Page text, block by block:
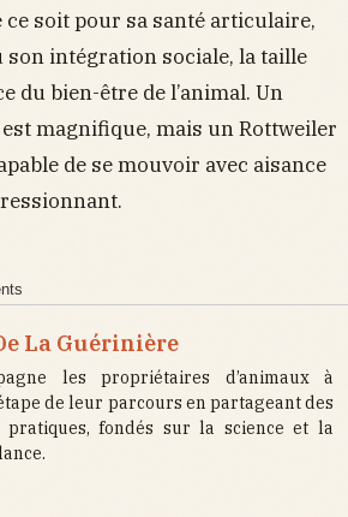
ce soit pour sa santé articulaire,
intégration sociale, la taille
du bien-être de l’animal. Un
magnifique, mais un Rottweiler
de se mouvoir avec aisance
La Guérinière
les propriétaires d’animaux à
de leur parcours en partageant des
pratiques, fondés sur la science et la